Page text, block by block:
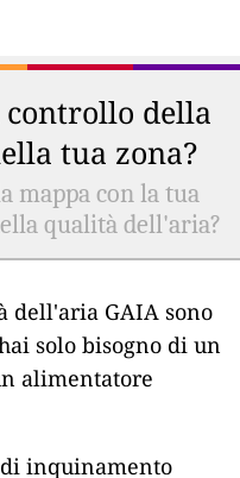
controllo della
tua zona?
mappa con la tua
qualità dell'aria?
dell'aria GAIA sono
solo bisogno di un
alimentatore
inquinamento